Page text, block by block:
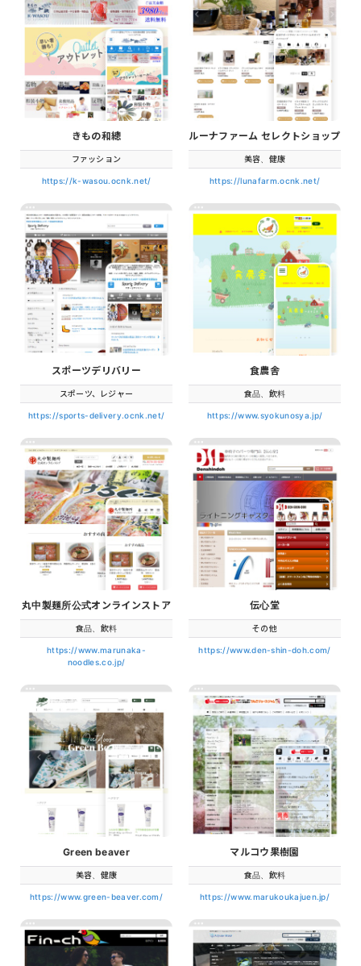
きもの和總
ファッション
https://k-wasou.ocnk.net/
ルーナファーム セレクトショップ
美容、健康
https://lunafarm.ocnk.net/
スポーツデリバリー
スポーツ、レジャー
https://sports-delivery.ocnk.net/
食農舎
食品、飲料
https://www.syokunosya.jp/
丸中製麺所公式オンラインストア
食品、飲料
https://www.marunaka-
noodles.co.jp/
伝心堂
その他
https://www.den-shin-doh.com/
Green beaver
美容、健康
https://www.green-beaver.com/
マルコウ果樹園
食品、飲料
https://www.marukoukajuen.jp/